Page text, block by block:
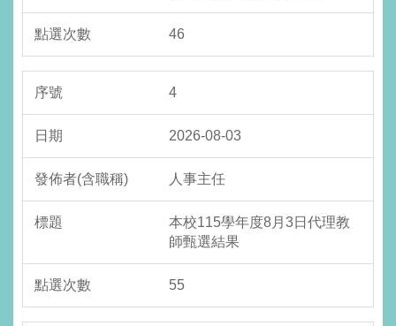
46
4
2026-08-03
人事主任
本校115學年度8月3日代理教
師甄選結果
55